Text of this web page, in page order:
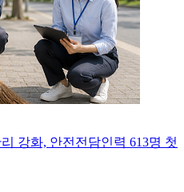
강화, 안전전담인력 613명 첫